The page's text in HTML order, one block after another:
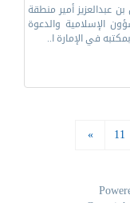
عبدالعزيز أمير منطقة
الإسلامية والدعوة
في الإمارة ا..
11
»